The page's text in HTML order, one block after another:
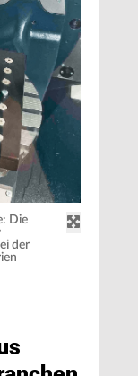
Die
der